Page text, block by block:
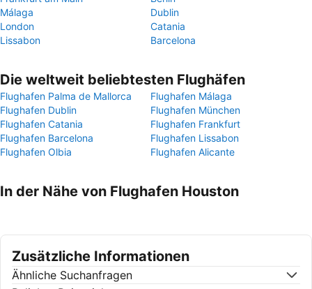
Málaga
Dublin
London
Catania
Lissabon
Barcelona
Die weltweit beliebtesten Flughäfen
Flughafen Palma de Mallorca
Flughafen Málaga
Flughafen Dublin
Flughafen München
Flughafen Catania
Flughafen Frankfurt
Flughafen Barcelona
Flughafen Lissabon
Flughafen Olbia
Flughafen Alicante
In der Nähe von Flughafen Houston
Zusätzliche Informationen
Ähnliche Suchanfragen